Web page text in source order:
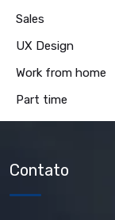
Sales
UX Design
Work from home
Part time
Contato